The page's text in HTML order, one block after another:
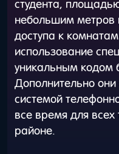
студента,
небольшим метров
доступа к
использование
уникальным кодом
Дополнительно
системой
все время для
районе.